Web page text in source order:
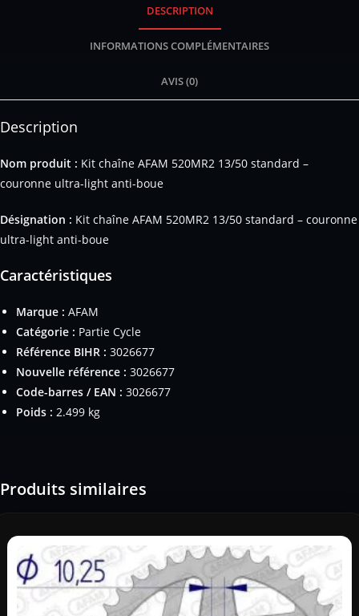
DESCRIPTION
INFORMATIONS COMPLÉMENTAIRES
AVIS (0)
Description
Nom produit : Kit chaîne AFAM 520MR2 13/50 standard –
couronne ultra-light anti-boue
Désignation : Kit chaîne AFAM 520MR2 13/50 standard – couronne
ultra-light anti-boue
Caractéristiques
Marque : AFAM
Catégorie : Partie Cycle
Référence BIHR : 3026677
Nouvelle référence : 3026677
Code-barres / EAN : 3026677
Poids : 2.499 kg
Produits similaires